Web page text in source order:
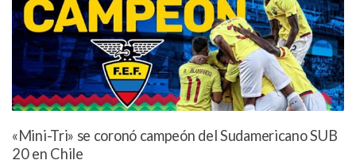
«Mini-Tri» se coronó campeón del Sudamericano SUB
20 en Chile